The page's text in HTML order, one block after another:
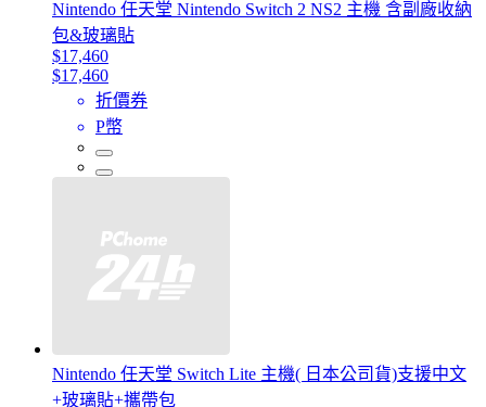
Nintendo 任天堂 Nintendo Switch 2 NS2 主機 含副廠收納
包&玻璃貼
$17,460
$17,460
折價券
P幣
Nintendo 任天堂 Switch Lite 主機( 日本公司貨)支援中文
+玻璃貼+攜帶包